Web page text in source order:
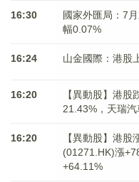
16:30
國家外匯局：7
幅0.07%
16:24 山金國際：港股
16:20
【異動股】港
21.43%，天瑞
16:20
【異動股】港
(01271.HK)漲
+64.11%